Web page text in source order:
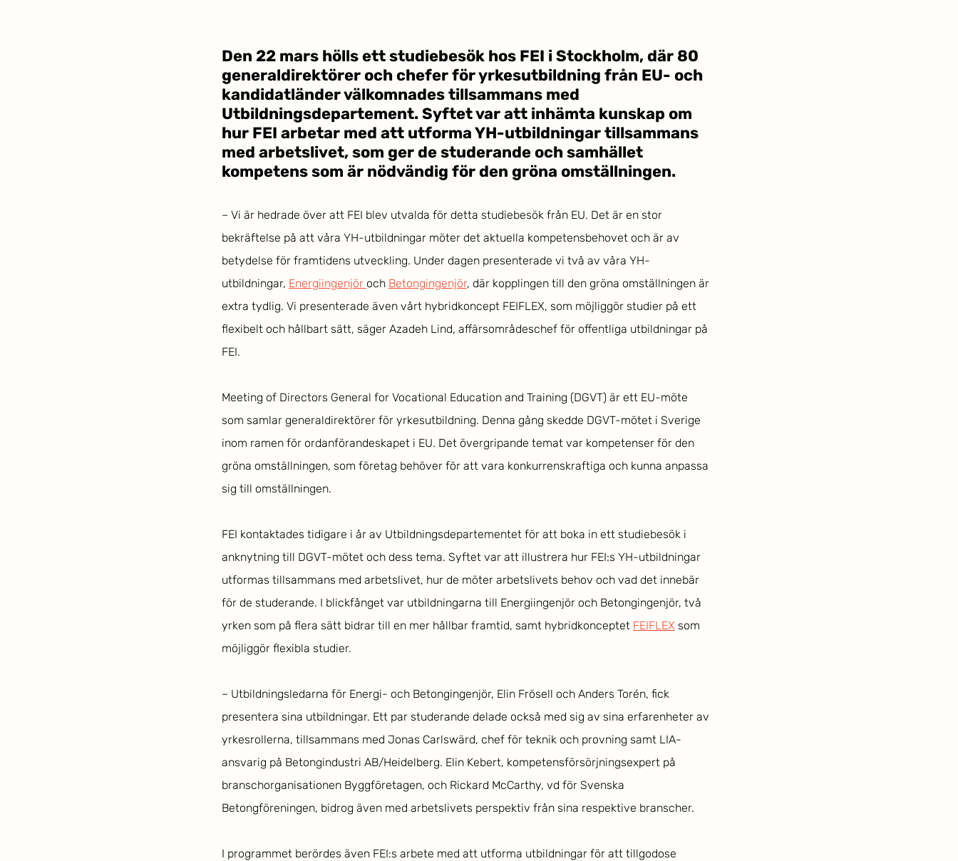
Den 22 mars hölls ett studiebesök hos FEI i Stockholm, där 80
generaldirektörer och chefer för yrkesutbildning från EU- och
kandidatländer välkomnades tillsammans med
Utbildningsdepartement. Syftet var att inhämta kunskap om
hur FEI arbetar med att utforma YH-utbildningar tillsammans
med arbetslivet, som ger de studerande och samhället
kompetens som är nödvändig för den gröna omställningen.
– Vi är hedrade över att FEI blev utvalda för detta studiebesök från EU. Det är en stor
bekräftelse på att våra YH-utbildningar möter det aktuella kompetensbehovet och är av
betydelse för framtidens utveckling. Under dagen presenterade vi två av våra YH-
utbildningar, Energiingenjör och Betongingenjör, där kopplingen till den gröna omställningen är
extra tydlig. Vi presenterade även vårt hybridkoncept FEIFLEX, som möjliggör studier på ett
flexibelt och hållbart sätt, säger Azadeh Lind, affärsområdeschef för offentliga utbildningar på
FEI.
Meeting of Directors General for Vocational Education and Training (DGVT) är ett EU-möte
som samlar generaldirektörer för yrkesutbildning. Denna gång skedde DGVT-mötet i Sverige
inom ramen för ordanförandeskapet i EU. Det övergripande temat var kompetenser för den
gröna omställningen, som företag behöver för att vara konkurrenskraftiga och kunna anpassa
sig till omställningen.
FEI kontaktades tidigare i år av Utbildningsdepartementet för att boka in ett studiebesök i
anknytning till DGVT-mötet och dess tema. Syftet var att illustrera hur FEI:s YH-utbildningar
utformas tillsammans med arbetslivet, hur de möter arbetslivets behov och vad det innebär
för de studerande. I blickfånget var utbildningarna till Energiingenjör och Betongingenjör, två
yrken som på flera sätt bidrar till en mer hållbar framtid, samt hybridkonceptet FEIFLEX som
möjliggör flexibla studier.
– Utbildningsledarna för Energi- och Betongingenjör, Elin Frösell och Anders Torén, fick
presentera sina utbildningar. Ett par studerande delade också med sig av sina erfarenheter av
yrkesrollerna, tillsammans med Jonas Carlswärd, chef för teknik och provning samt LIA-
ansvarig på Betongindustri AB/Heidelberg. Elin Kebert, kompetensförsörjningsexpert på
branschorganisationen Byggföretagen, och Rickard McCarthy, vd för Svenska
Betongföreningen, bidrog även med arbetslivets perspektiv från sina respektive branscher.
I programmet berördes även FEI:s arbete med att utforma utbildningar för att tillgodose